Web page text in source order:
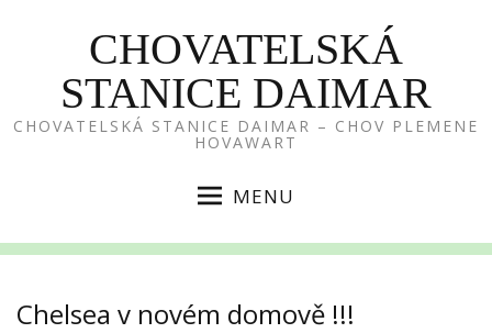
CHOVATELSKÁ
STANICE DAIMAR
CHOVATELSKÁ STANICE DAIMAR – CHOV PLEMENE
HOVAWART
MENU
Chelsea v novém domově !!!